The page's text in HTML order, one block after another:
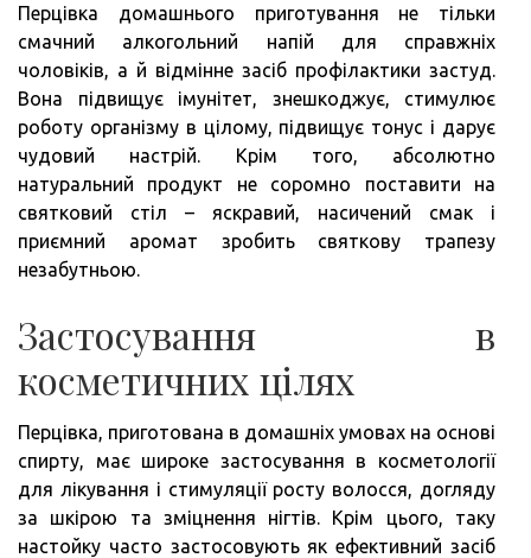
Перцівка домашнього приготування не тільки
смачний алкогольний напій для справжніх
чоловіків, а й відмінне засіб профілактики застуд.
Вона підвищує імунітет, знешкоджує, стимулює
роботу організму в цілому, підвищує тонус і дарує
чудовий настрій. Крім того, абсолютно
натуральний продукт не соромно поставити на
святковий стіл – яскравий, насичений смак і
приємний аромат зробить святкову трапезу
незабутньою.
Застосування в
косметичних цілях
Перцівка, приготована в домашніх умовах на основі
спирту, має широке застосування в косметології
для лікування і стимуляції росту волосся, догляду
за шкірою та зміцнення нігтів. Крім цього, таку
настойку часто застосовують як ефективний засіб